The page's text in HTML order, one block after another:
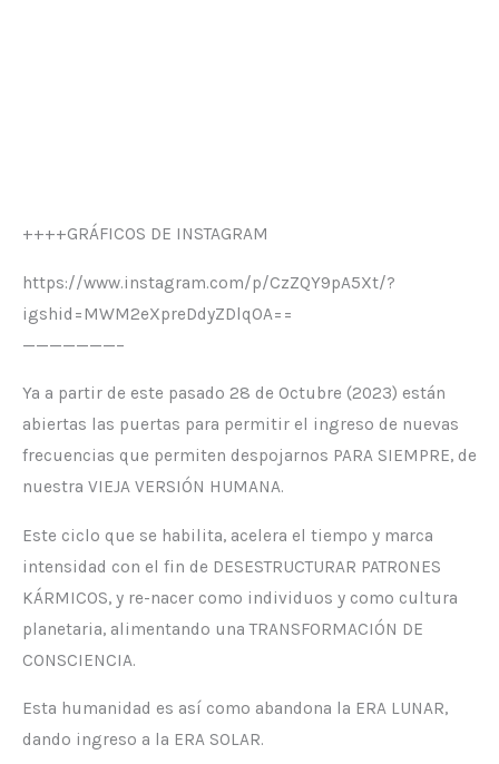
++++GRÁFICOS DE INSTAGRAM
https://www.instagram.com/p/CzZQY9pA5Xt/?
igshid=MWM2eXpreDdyZDlqOA==
———————–
Ya a partir de este pasado 28 de Octubre (2023) están
abiertas las puertas para permitir el ingreso de nuevas
frecuencias que permiten despojarnos PARA SIEMPRE, de
nuestra VIEJA VERSIÓN HUMANA.
Este ciclo que se habilita, acelera el tiempo y marca
intensidad con el fin de DESESTRUCTURAR PATRONES
KÁRMICOS, y re-nacer como individuos y como cultura
planetaria, alimentando una TRANSFORMACIÓN DE
CONSCIENCIA.
Esta humanidad es así como abandona la ERA LUNAR,
dando ingreso a la ERA SOLAR.